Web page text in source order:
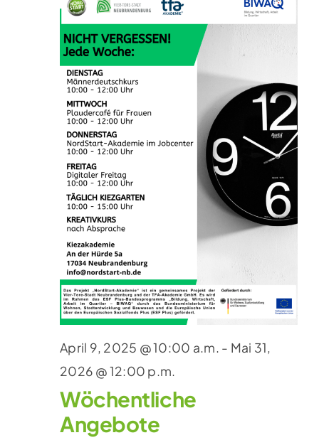
Wöchentliche
Angebote
April 9, 2025 @ 10:00 a.m. - Mai 31,
2026 @ 12:00 p.m.